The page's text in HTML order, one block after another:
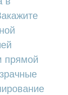
прямой